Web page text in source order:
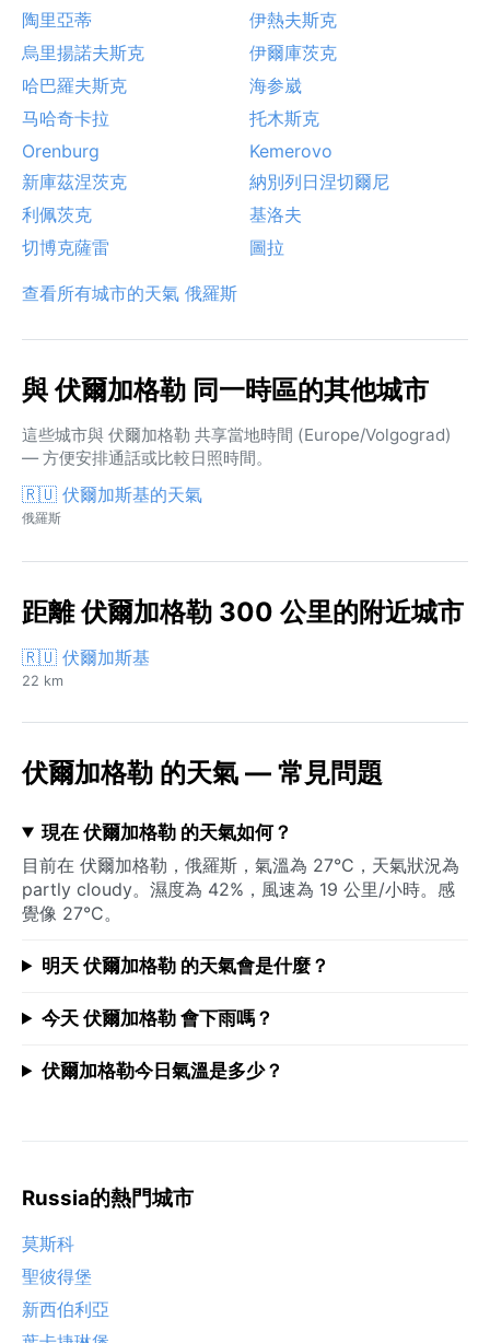
陶里亞蒂
伊熱夫斯克
烏里揚諾夫斯克
伊爾庫茨克
哈巴羅夫斯克
海参崴
马哈奇卡拉
托木斯克
Orenburg
Kemerovo
新庫茲涅茨克
納別列日涅切爾尼
利佩茨克
基洛夫
切博克薩雷
圖拉
查看所有城市的天氣 俄羅斯
與 伏爾加格勒 同一時區的其他城市
這些城市與 伏爾加格勒 共享當地時間 (Europe/Volgograd)
— 方便安排通話或比較日照時間。
🇷🇺 伏爾加斯基的天氣
俄羅斯
距離 伏爾加格勒 300 公里的附近城市
🇷🇺 伏爾加斯基
22 km
伏爾加格勒 的天氣 — 常見問題
現在 伏爾加格勒 的天氣如何？
目前在 伏爾加格勒，俄羅斯，氣溫為 27°C，天氣狀況為
partly cloudy。濕度為 42%，風速為 19 公里/小時。感
覺像 27°C。
明天 伏爾加格勒 的天氣會是什麼？
今天 伏爾加格勒 會下雨嗎？
伏爾加格勒今日氣溫是多少？
Russia的熱門城市
莫斯科
聖彼得堡
新西伯利亞